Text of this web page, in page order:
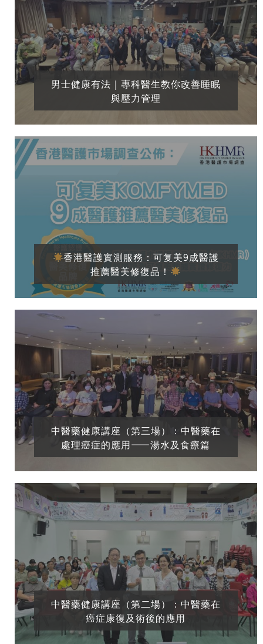
男士健康有法｜專科醫生教你改善睡眠
與壓力管理
香港醫護實測服務：可复美9成醫護
推薦醫美修復品！
中醫藥健康講座（第三場）：中醫藥在
處理癌症的應用——湯水及食療篇
中醫藥健康講座（第二場）：中醫藥在
癌症康復及術後的應用